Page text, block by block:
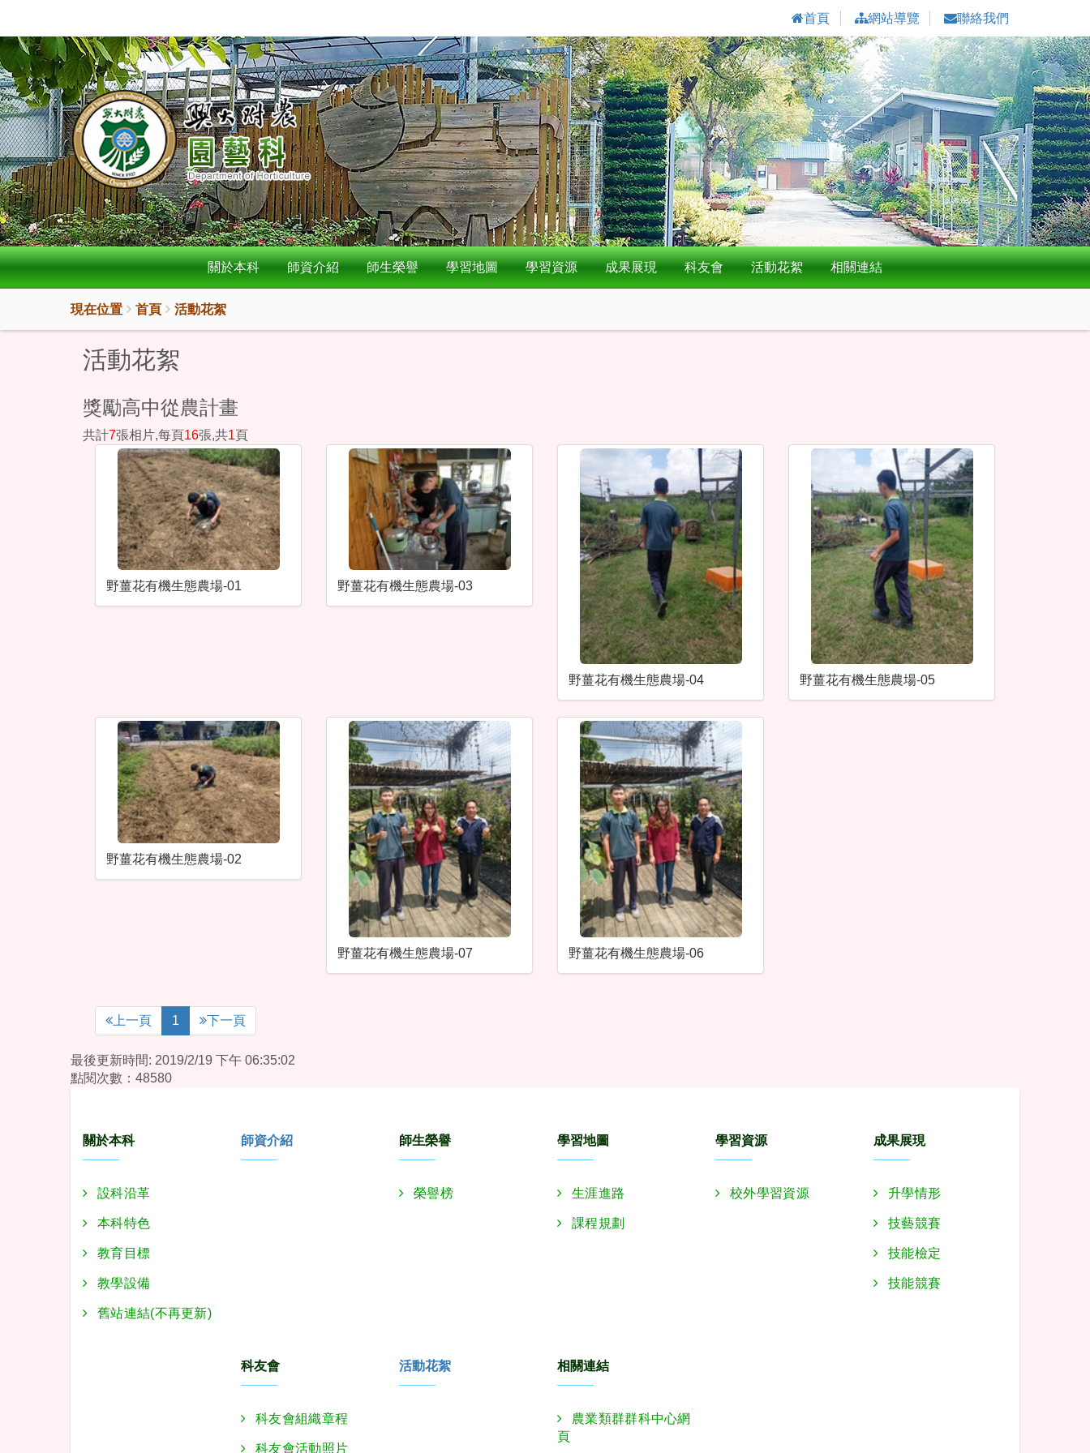
到
主
要
內
容
區
首頁 網站導覽 聯絡我們
關於本科 師資介紹 師生榮譽 學習地圖 學習資源 成果展現 科友會 活動花絮 相關連結
現在位置 首頁 活動花絮
活動花絮
獎勵高中從農計畫
共計7張相片,每頁16張,共1頁
野薑花有機生態農場-01 野薑花有機生態農場-03
野薑花有機生態農場-04 野薑花有機生態農場-05
野薑花有機生態農場-02
野薑花有機生態農場-07 野薑花有機生態農場-06
上一頁 1 下一頁
最後更新時間: 2019/2/19 下午 06:35:02
點閱次數：48580
關於本科
設科沿革
本科特色
教育目標
教學設備
舊站連結(不再更新)
師資介紹 師生榮譽
榮譽榜
學習地圖
生涯進路
課程規劃
學習資源
校外學習資源
成果展現
升學情形
技藝競賽
技能檢定
技能競賽
科友會
科友會組織章程
科友會活動照片
活動花絮 相關連結
農業類群群科中心網
頁